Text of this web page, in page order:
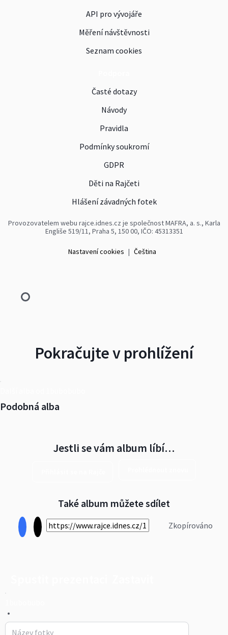
API pro vývojáře
Měření návštěvnosti
Seznam cookies
Časté dotazy
Návody
Pravidla
Podmínky soukromí
GDPR
Děti na Rajčeti
Hlášení závadných fotek
Provozovatelem webu rajce.idnes.cz je společnost MAFRA, a. s., Karla
Engliše 519/11, Praha 5, 150 00, IČO: 45313351
Nastavení cookies | Čeština
Pokračujte v prohlížení
Podobná alba
Jestli se vám album líbí…
Také album můžete sdílet
Zkopírováno
•